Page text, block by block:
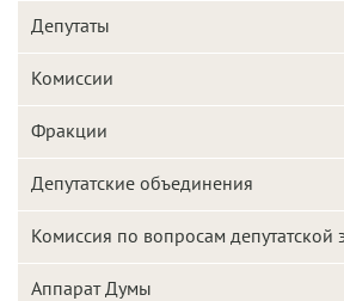
Депутаты
Комиссии
Фракции
Депутатские объединения
Комиссия по вопросам депутатской
Аппарат Думы